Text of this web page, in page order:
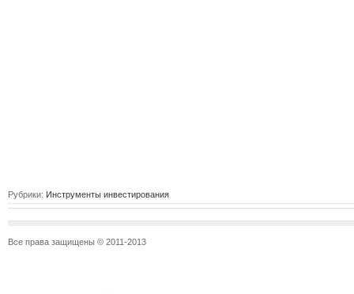
Рубрики: Инструменты инвестирования
Все права защищены © 2011-2013